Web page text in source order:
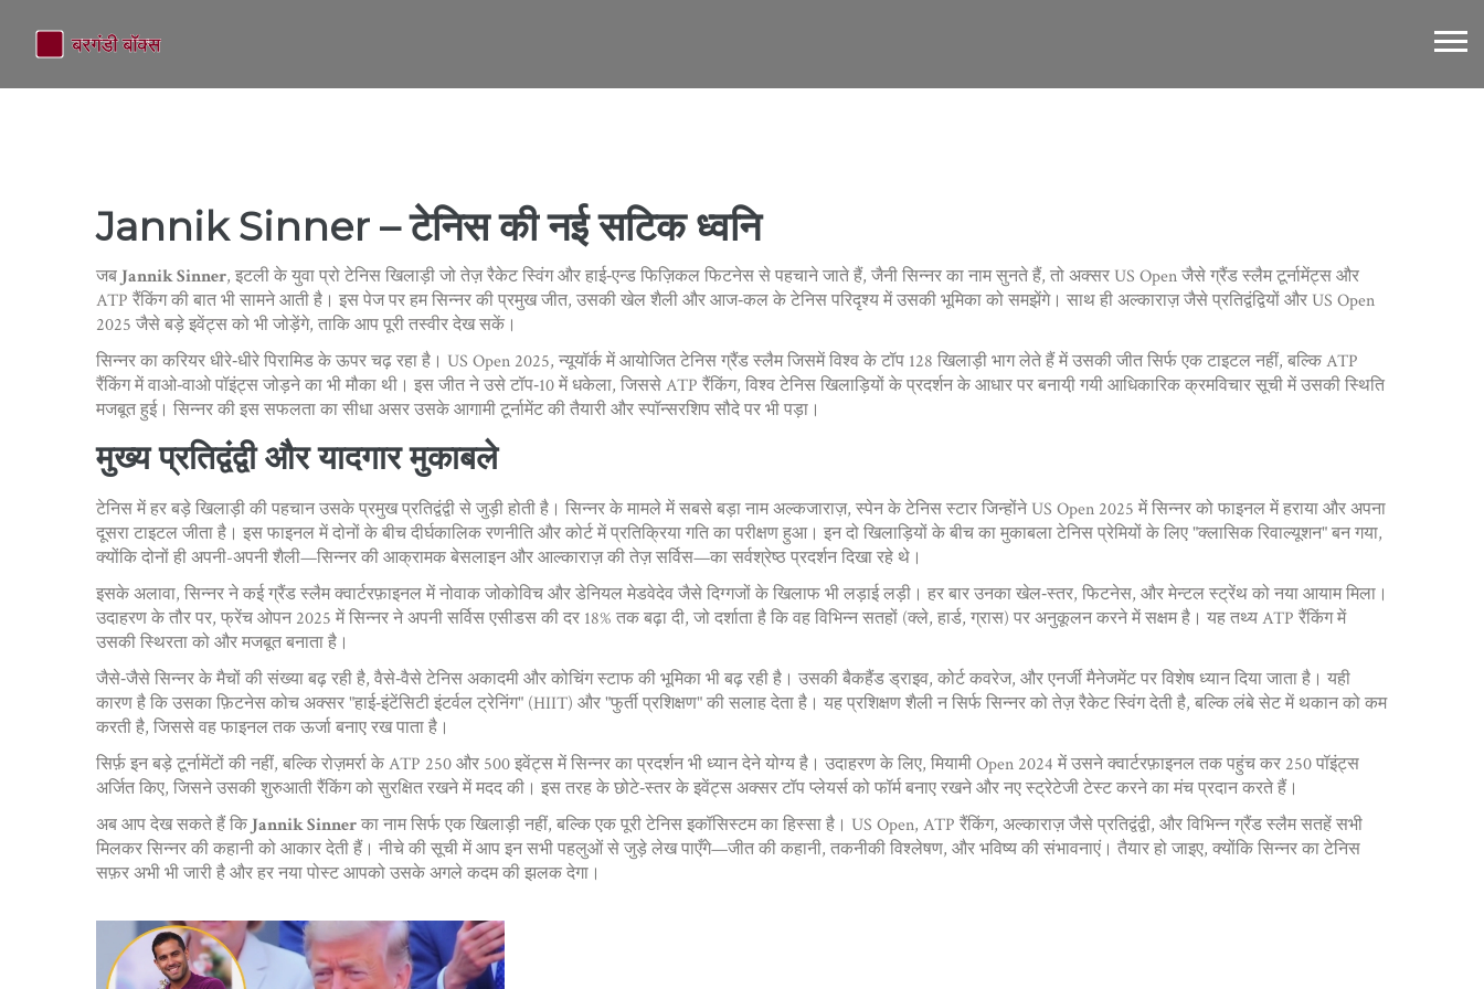
Jannik Sinner – टेनिस की नई सटिक ध्वनि
जब Jannik Sinner, इटली के युवा प्रो टेनिस खिलाड़ी जो तेज़ रैकेट स्विंग और हाई‑एन्ड फिज़िकल फिटनेस से पहचाने जाते हैं, जैनी सिन्नरका नाम सुनते हैं, तो अक्सर US Open जैसे ग्रैंड स्लैम टूर्नामेंट्स और
ATP रैंकिंग की बात भी सामने आती है। इस पेज पर हम सिन्नर की प्रमुख जीत, उसकी खेल शैली और आज‑कल के टेनिस परिदृश्य में उसकी भूमिका को समझेंगे। साथ ही अल्काराज़ जैसे प्रतिद्वंद्वियों और US Open
2025 जैसे बड़े इवेंट्स को भी जोड़ेंगे, ताकि आप पूरी तस्वीर देख सकें।
सिन्नर का करियर धीरे‑धीरे पिरामिड के ऊपर चढ़ रहा है। US Open 2025, न्यूयॉर्क में आयोजित टेनिस ग्रैंड स्लैम जिसमें विश्व के टॉप 128 खिलाड़ी भाग लेते हैंमें उसकी जीत सिर्फ एक टाइटल नहीं, बल्कि ATP
रैंकिंग में वाओ‑वाओ पॉइंट्स जोड़ने का भी मौका थी। इस जीत ने उसे टॉप‑10 में धकेला, जिससेATP रैंकिंग, विश्व टेनिस खिलाड़ियों के प्रदर्शन के आधार पर बनायी़ गयी आधिकारिक क्रमविचार सूचीमें उसकी स्थिति
मजबूत हुई। सिन्नर की इस सफलता का सीधा असर उसके आगामी टूर्नामेंट की तैयारी और स्पॉन्सरशिप सौदे पर भी पड़ा।
मुख्य प्रतिद्वंद्वी और यादगार मुकाबले
टेनिस में हर बड़े खिलाड़ी की पहचान उसके प्रमुख प्रतिद्वंद्वी से जुड़ी होती है। सिन्नर के मामले में सबसे बड़ा नामअल्कजाराज़, स्पेन के टेनिस स्टार जिन्होंने US Open 2025 में सिन्नर को फाइनल में हराया और अपना
दूसरा टाइटल जीताहै। इस फाइनल में दोनों के बीच दीर्घकालिक रणनीति और कोर्ट में प्रतिक्रिया गति का परीक्षण हुआ। इन दो खिलाड़ियों के बीच का मुकाबला टेनिस प्रेमियों के लिए "क्लासिक रिवाल्यूशन" बन गया,
क्योंकि दोनों ही अपनी-अपनी शैली—सिन्नर की आक्रामक बेसलाइन और आल्काराज़ की तेज़ सर्विस—का सर्वश्रेष्ठ प्रदर्शन दिखा रहे थे।
इसके अलावा, सिन्नर ने कई ग्रैंड स्लैम क्वार्टरफ़ाइनल में नोवाक जोकोविच और डेनियल मेडवेदेव जैसे दिग्गजों के खिलाफ भी लड़ाई लड़ी। हर बार उनका खेल‑स्तर, फिटनेस, और मेन्टल स्ट्रेंथ को नया आयाम मिला।
उदाहरण के तौर पर, फ्रेंच ओपन 2025 में सिन्नर ने अपनी सर्विस एसीडस की दर 18% तक बढ़ा दी, जो दर्शाता है कि वह विभिन्न सतहों (क्ले, हार्ड, ग्रास) पर अनुकूलन करने में सक्षम है। यह तथ्य ATP रैंकिंग में
उसकी स्थिरता को और मजबूत बनाता है।
जैसे‑जैसे सिन्नर के मैचों की संख्या बढ़ रही है, वैसे‑वैसे टेनिस अकादमी और कोचिंग स्टाफ की भूमिका भी बढ़ रही है। उसकी बैकहैंड ड्राइव, कोर्ट कवरेज, और एनर्जी मैनेजमेंट पर विशेष ध्यान दिया जाता है। यही
कारण है कि उसका फ़िटनेस कोच अक्सर "हाई‑इंटेंसिटी इंटर्वल ट्रेनिंग" (HIIT) और "फुर्ती प्रशिक्षण" की सलाह देता है। यह प्रशिक्षण शैली न सिर्फ सिन्नर को तेज़ रैकेट स्विंग देती है, बल्कि लंबे सेट में थकान को कम
करती है, जिससे वह फाइनल तक ऊर्जा बनाए रख पाता है।
सिर्फ़ इन बड़े टूर्नामेंटों की नहीं, बल्कि रोज़मर्रा के ATP 250 और 500 इवेंट्स में सिन्नर का प्रदर्शन भी ध्यान देने योग्य है। उदाहरण के लिए, मियामी Open 2024 में उसने क्वार्टरफ़ाइनल तक पहुंच कर 250 पॉइंट्स
अर्जित किए, जिसने उसकी शुरुआती रैंकिंग को सुरक्षित रखने में मदद की। इस तरह के छोटे‑स्तर के इवेंट्स अक्सर टॉप प्लेयर्स को फॉर्म बनाए रखने और नए स्ट्रेटेजी टेस्ट करने का मंच प्रदान करते हैं।
अब आप देख सकते हैं कि Jannik Sinnerका नाम सिर्फ एक खिलाड़ी नहीं, बल्कि एक पूरी टेनिस इकॉसिस्टम का हिस्सा है। US Open, ATP रैंकिंग, अल्काराज़ जैसे प्रतिद्वंद्वी, और विभिन्न ग्रैंड स्लैम सतहें सभी
मिलकर सिन्नर की कहानी को आकार देती हैं। नीचे की सूची में आप इन सभी पहलुओं से जुड़े लेख पाएँगे—जीत की कहानी, तकनीकी विश्लेषण, और भविष्य की संभावनाएं। तैयार हो जाइए, क्योंकि सिन्नर का टेनिस
सफ़र अभी भी जारी है और हर नया पोस्ट आपको उसके अगले कदम की झलक देगा।